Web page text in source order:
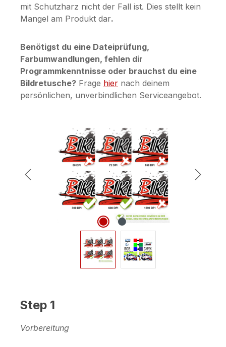
mit Schutzharz nicht der Fall ist. Dies stellt kein
Mangel am Produkt dar.
Benötigst du eine Dateiprüfung,
Farbumwandlungen, fehlen dir
Programmkenntnisse oder brauchst du eine
Bildretusche? Frage hier nach deinem
persönlichen, unverbindlichen Serviceangebot.
Step 1
Vorbereitung